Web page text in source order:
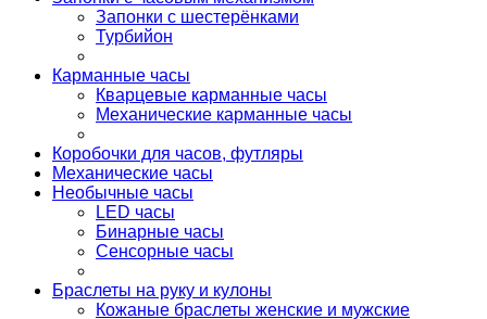
Запонки с шестерёнками
Турбийон
Карманные часы
Кварцевые карманные часы
Механические карманные часы
Коробочки для часов, футляры
Механические часы
Необычные часы
LED часы
Бинарные часы
Сенсорные часы
Браслеты на руку и кулоны
Кожаные браслеты женские и мужские